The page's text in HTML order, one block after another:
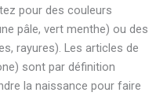
pour des couleurs
pâle, vert menthe) ou des
rayures). Les articles de
sont par définition
la naissance pour faire